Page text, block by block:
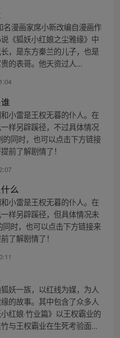
漫画家席小新改编自漫画作
《狐妖小红娘之尘雅缘》中
，是东方秦兰的儿子，也是
的表哥。他天资过人...
小雷是王权无暮的仆人。在
样另辟蹊径，不过具体情况
同时，也可以点击下方链接
前了解剧情了！
么
小雷是王权无暮的仆人。在
样另辟蹊径，但具体情况未
时，也可以点击下方链接来
了解剧情了！
妖一族，以红线为媒，为人
的故事。其中包含了众多人
红娘·竹业篇》以王权霸业的
与王权霸业在生死考验面...